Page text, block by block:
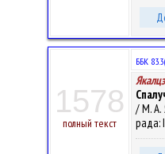
1578
полный текст
ББК
/ М. А.
рада: